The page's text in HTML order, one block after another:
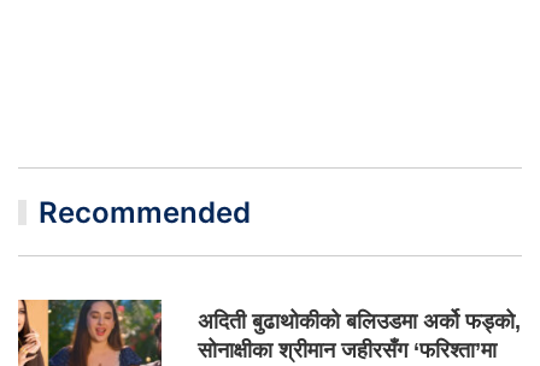
Recommended
अदिती बुढाथोकीको बलिउडमा अर्को फड्को,
सोनाक्षीका श्रीमान जहीरसँग ‘फरिश्ता’मा